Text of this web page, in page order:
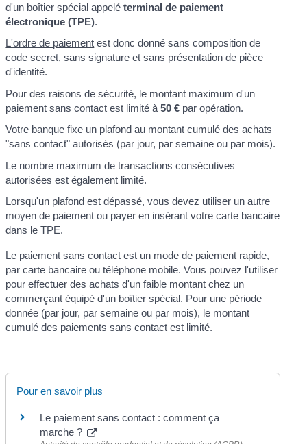
d'un boîtier spécial appeléterminal de paiement
électronique (TPE).
L'ordre de paiement est donc donné sans composition de
code secret, sans signature et sans présentation de pièce
d'identité.
Pour des raisons de sécurité, le montant maximum d'un
paiement sans contact est limité à50 € par opération.
Votre banque fixe un plafond au montant cumulé des achats
"sans contact" autorisés (par jour, par semaine ou par mois).
Le nombre maximum de transactions consécutives
autorisées est également limité.
Lorsqu'un plafond est dépassé, vous devez utiliser un autre
moyen de paiement ou payer en insérant votre carte bancaire
dans le TPE.
Le paiement sans contact est un mode de paiement rapide,
par carte bancaire ou téléphone mobile. Vous pouvez l'utiliser
pour effectuer des achats d'un faible montant chez un
commerçant équipé d'un boîtier spécial. Pour une période
donnée (par jour, par semaine ou par mois), le montant
cumulé des paiements sans contact est limité.
Pour en savoir plus
Le paiement sans contact : comment ça
marche ?